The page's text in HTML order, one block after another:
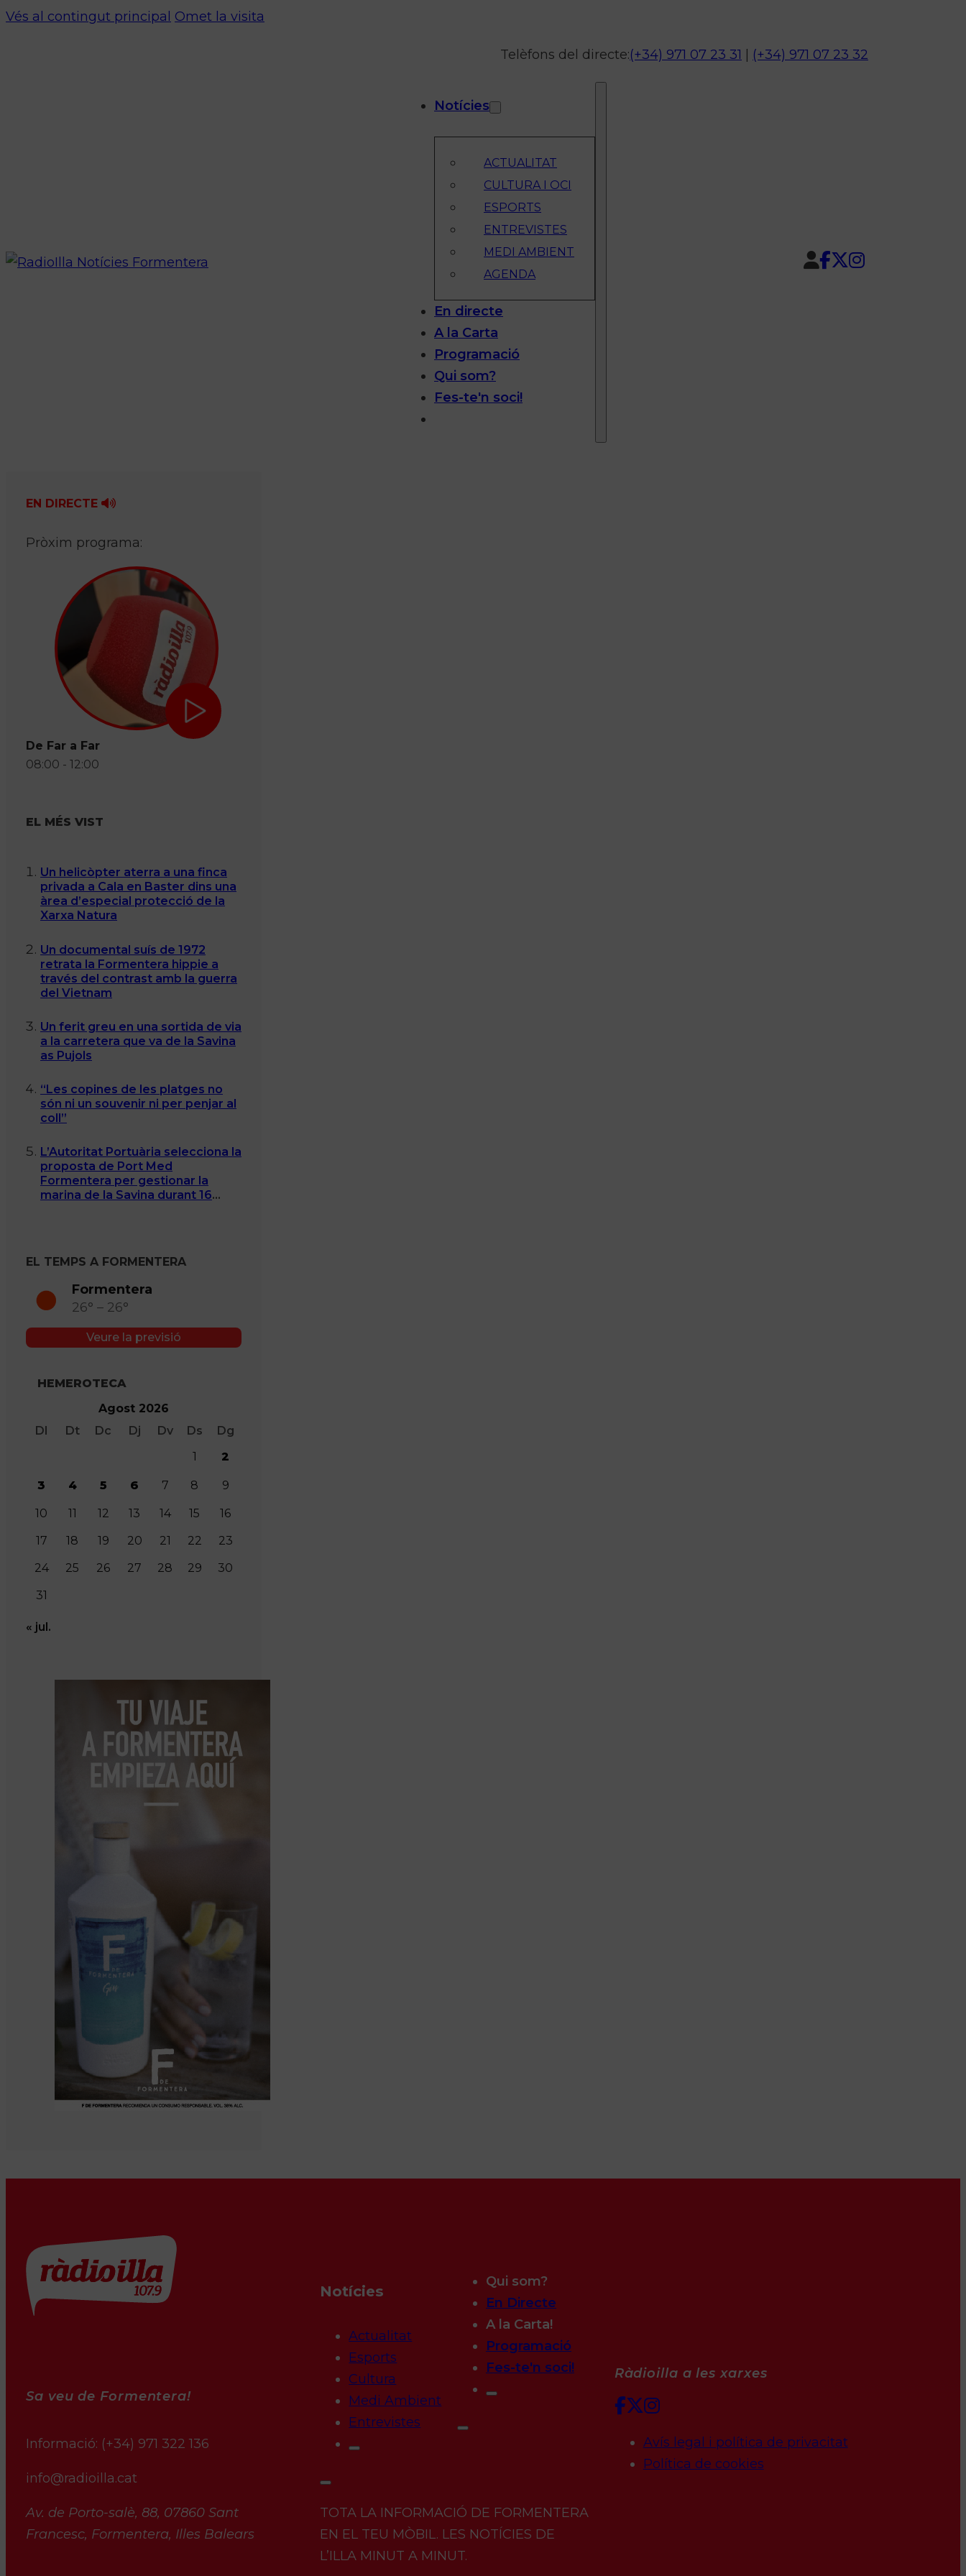
Vés al contingut principal Omet la visita
Telèfons del directe:(+34) 971 07 23 31 (+34) 971 07 23 32
Notícies
ACTUALITAT
CULTURA I OCI
ESPORTS
ENTREVISTES
MEDI AMBIENT
AGENDA
En directe
A la Carta
Programació
Qui som?
Fes-te'n soci!
EN DIRECTE
Pròxim programa:
De Far a Far
08:00 - 12:00
EL MÉS VIST
Un helicòpter aterra a una finca
privada a Cala en Baster dins una
àrea d’especial protecció de la
Xarxa Natura
Un documental suís de 1972
retrata la Formentera hippie a
través del contrast amb la guerra
del Vietnam
Un ferit greu en una sortida de via
a la carretera que va de la Savina
as Pujols
“Les copines de les platges no
són ni un souvenir ni per penjar al
coll”
L’Autoritat Portuària selecciona la
proposta de Port Med
Formentera per gestionar la
marina de la Savina durant 16
EL TEMPS A FORMENTERA
Formentera
26° – 26°
Veure la previsió
HEMEROTECA
Agost 2026
Dl
Dt Dc Dj Dv Ds
Dg
1
2
3 4 5 6 7 8 9
10 11 12 13 14 15
16
17
18 19 20 21 22
23
24
25 26 27 28 29
30
31
« jul.
Sa veu de Formentera!
Informació: (+34) 971 322 136
info@radioilla.cat
Av. de Porto-salè, 88, 07860 Sant
Francesc, Formentera, Illes Balears
Notícies
Actualitat
Esports
Cultura
Medi Ambient
Entrevistes
Qui som?
En Directe
A la Carta!
Programació
Fes-te'n soci!
TOTA LA INFORMACIÓ DE FORMENTERA
EN EL TEU MÒBIL. LES NOTÍCIES DE
L’ILLA MINUT A MINUT.
Ràdioilla a les xarxes
Avís legal i política de privacitat
Política de cookies